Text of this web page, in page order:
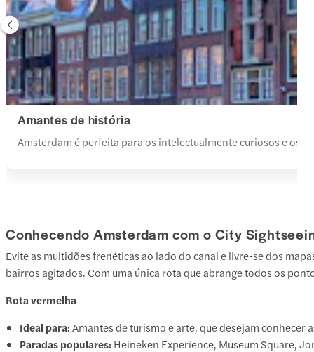
Amantes de história
Amsterdam é perfeita para os intelectualmente curiosos e os
Conhecendo Amsterdam com o City
Evite as multidões frenéticas ao lado do canal e livre-se dos
bairros agitados. Com uma única rota que abrange todos os
Rota vermelha
Ideal para:Amantes de turismo e arte, que desejam conhecer
Paradas populares: Heineken Experience, Museum Square,